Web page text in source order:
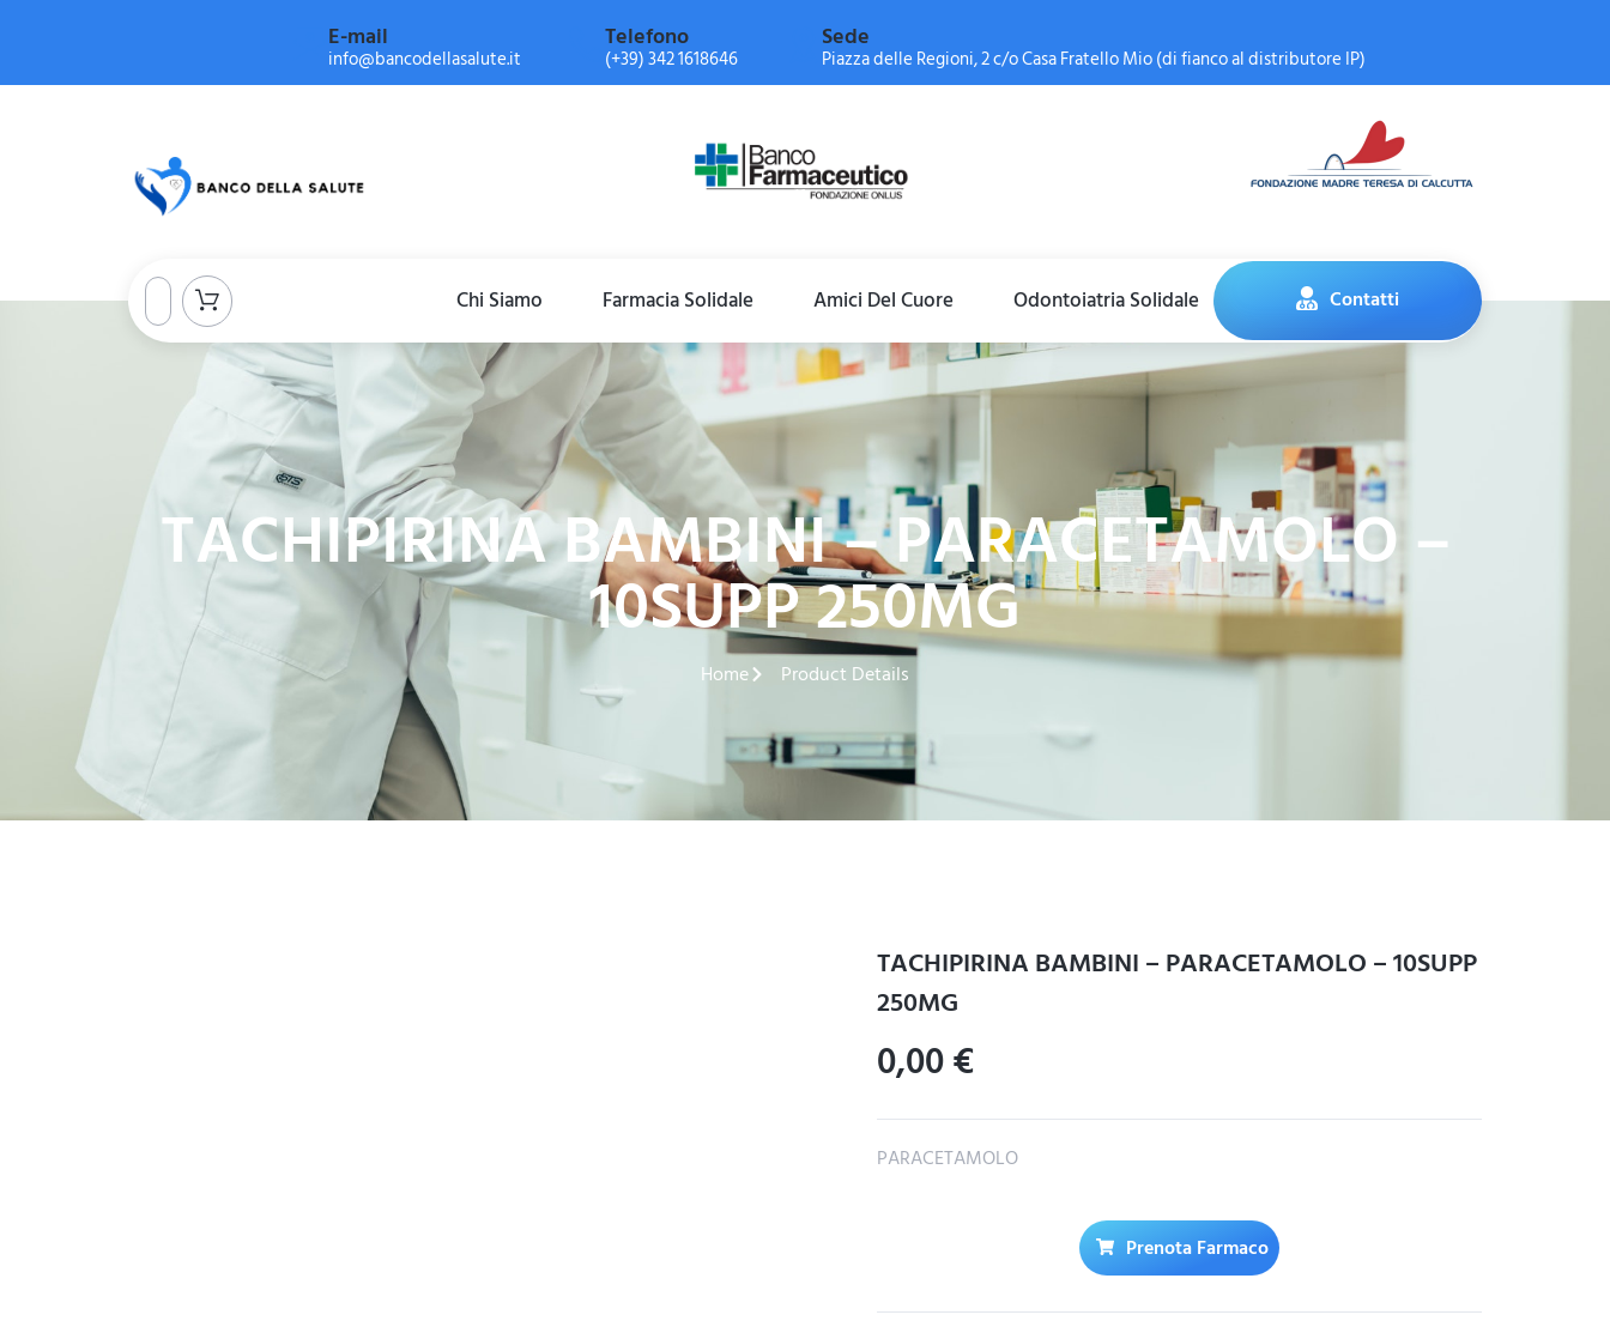
E-mail
info@bancodellasalute.it
Telefono
(+39) 342 1618646
Sede
Piazza delle Regioni, 2 c/o Casa Fratello Mio (di fianco al distributore IP)
Chi Siamo Farmacia Solidale Amici Del Cuore Odontoiatria Solidale Contatti
TACHIPIRINA BAMBINI – PARACETAMOLO –
10SUPP 250MG
Home Product Details
TACHIPIRINA BAMBINI – PARACETAMOLO – 10SUPP
250MG
0,00€
PARACETAMOLO
Prenota Farmaco